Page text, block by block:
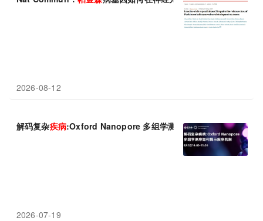
2026-08-12
解码复杂疾病:Oxford Nanopore 多组学测序如何揭示疾病机制
2026-07-19